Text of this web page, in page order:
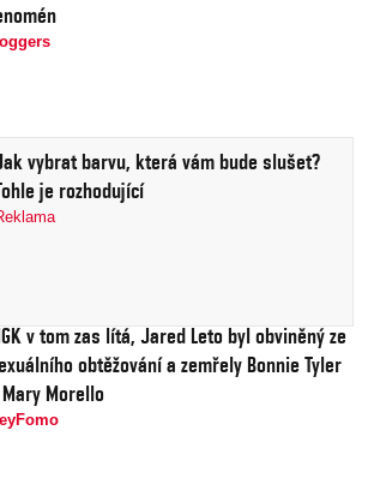
vybrat barvu, která vám bude slušet?
je rozhodující
v tom zas lítá, Jared Leto byl obviněný ze
obtěžování a zemřely Bonnie Tyler
Morello